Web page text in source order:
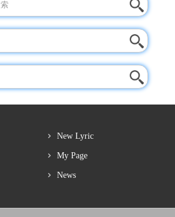
New Lyric
My Page
News